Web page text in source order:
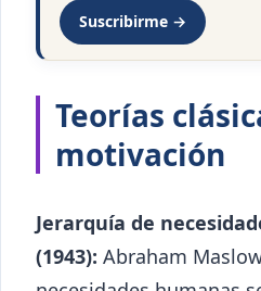
Suscribirme →
Teorías
motivación
Jerarquía de
(1943): Abraham